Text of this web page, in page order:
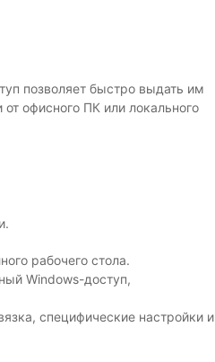
позволяет быстро выдать им
офисного ПК или локального
рабочего стола.
Windows-доступ,
специфические настройки и